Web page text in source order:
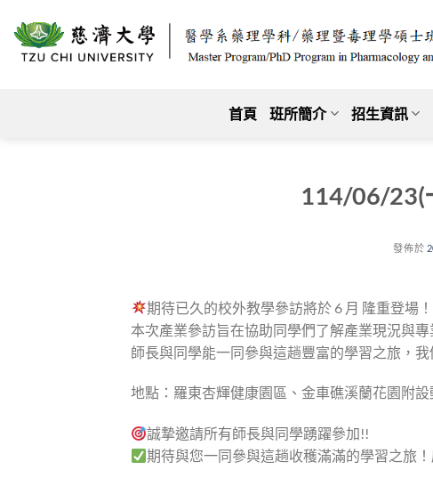
首頁 班所簡介 招生資訊
114/06/23(
發佈於
期待已久的校外教學參訪將於 6 月 隆重登場！
本次產業參訪旨在協助同學們了解產業現況與
師長與同學能一同參與這趟豐富的學習之旅，
地點：羅東杏輝健康園區、金車礁溪蘭花園附
誠摯邀請所有師長與同學踴躍參加!!
期待與您一同參與這趟收穫滿滿的學習之旅